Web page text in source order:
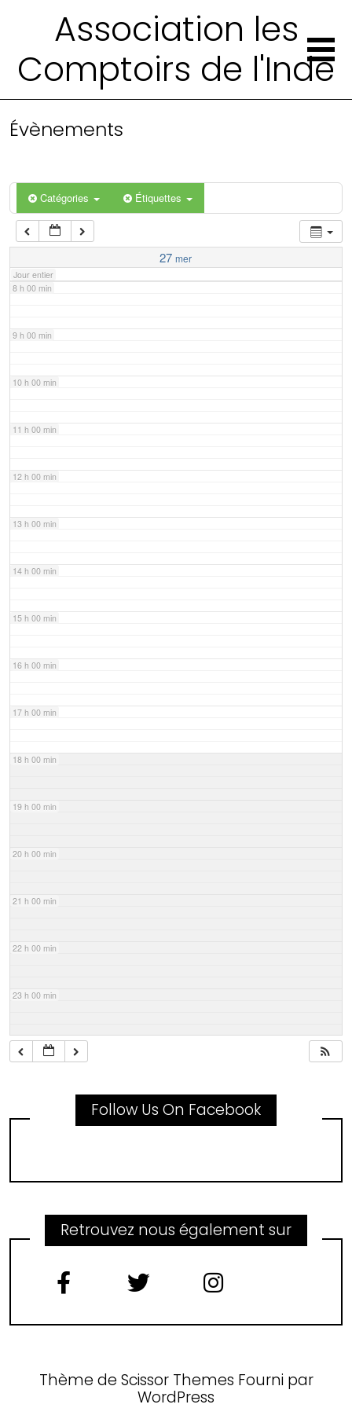
Association les
Comptoirs de l'Inde
Évènements
Catégories Étiquettes
27 mer
Jour entier
4 h 00 min
6 h 00 min
7 h 00 min
8 h 00 min
9 h 00 min
10 h 00 min
11 h 00 min
12 h 00 min
13 h 00 min
14 h 00 min
15 h 00 min
16 h 00 min
17 h 00 min
18 h 00 min
19 h 00 min
20 h 00 min
21 h 00 min
22 h 00 min
23 h 00 min
Follow Us On Facebook
Retrouvez nous également sur
Thème de Scissor Themes Fourni par
WordPress